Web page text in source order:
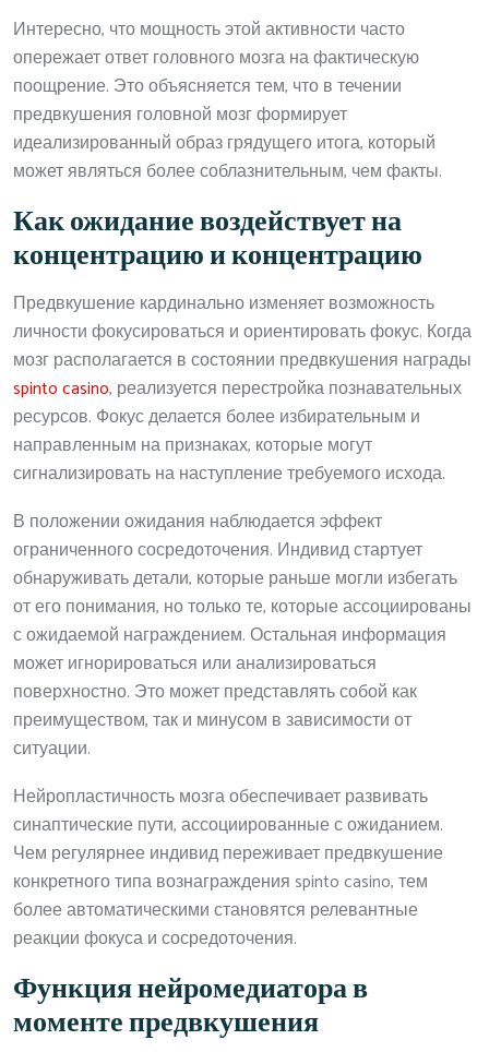
Интересно, что мощность этой активности часто
опережает ответ головного мозга на фактическую
поощрение. Это объясняется тем, что в течении
предвкушения головной мозг формирует
идеализированный образ грядущего итога, который
может являться более соблазнительным, чем факты.
Как ожидание воздействует на
концентрацию и концентрацию
Предвкушение кардинально изменяет возможность
личности фокусироваться и ориентировать фокус. Когда
мозг располагается в состоянии предвкушения награды
spinto casino, реализуется перестройка познавательных
ресурсов. Фокус делается более избирательным и
направленным на признаках, которые могут
сигнализировать на наступление требуемого исхода.
В положении ожидания наблюдается эффект
ограниченного сосредоточения. Индивид стартует
обнаруживать детали, которые раньше могли избегать
от его понимания, но только те, которые ассоциированы
с ожидаемой награждением. Остальная информация
может игнорироваться или анализироваться
поверхностно. Это может представлять собой как
преимуществом, так и минусом в зависимости от
ситуации.
Нейропластичность мозга обеспечивает развивать
синаптические пути, ассоциированные с ожиданием.
Чем регулярнее индивид переживает предвкушение
конкретного типа вознаграждения spinto casino, тем
более автоматическими становятся релевантные
реакции фокуса и сосредоточения.
Функция нейромедиатора в
моменте предвкушения